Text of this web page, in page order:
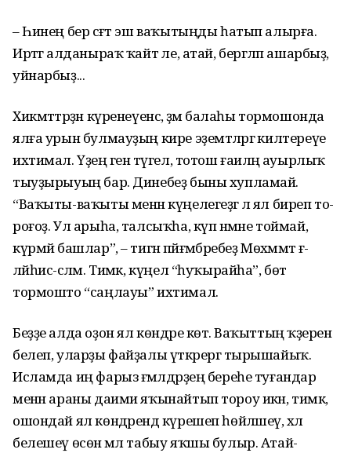
– Һинең бер сәғәт эш ва­ҡы­тыңды һатып алырға.
Иртә­гә алданыраҡ ҡайт әле, атай, бергәләп ашар­быҙ,
уйнарбыҙ...
Хикмәттәрҙән күре­не­үен­сә, әҙәм балаһы тормо­шонда
ялға урын бул­мау­ҙың кире эҙемтәләргә кил­те­реүе
ихтимал. Үҙеңә генә түгел, тотош ғаиләңә ауырлыҡ
тыу­ҙырыуың бар. Динебеҙ быны хупламай.
“Ваҡыты-ваҡыты менән кү­ңелегеҙгә лә ял биреп то­
роғоҙ. Ул арыһа, тал­сыҡ­һа, күп нәмәне тоймай,
күр­мәй башлар”, – тигән пәй­ғәмбәребеҙ Мөхәммәт ғә­
ләйһис-сәләм. Тимәк, кү­ңел “һуҡырайһа”, бөтә
тормошто “саңлауы” ихтимал.
Беҙҙе алда оҙон ял көндәре көтә. Ваҡыттың ҡә­ҙерен
белеп, уларҙы фай­ҙалы үткәрергә ты­рышайыҡ.
Исламда иң фарыз ғәмәлдәрҙең береһе ту­ғандар
менән араны даими яҡынайтып тороу икән, тимәк,
ошондай ял көн­дәрендә күрешеп һөй­ләшеү, хәл
белешеү өсөн әмәл табыу яҡшы булыр. Атай-